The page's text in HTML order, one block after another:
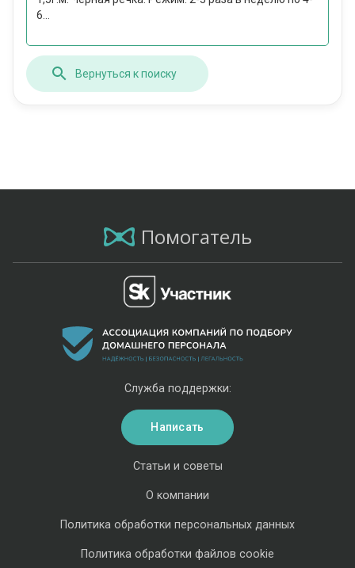
6...
Вернуться к поиску
Помогатель
Статьи и советы
О компании
Политика обработки персональных данных
Политика обработки файлов cookie
Служба поддержки:
Написать